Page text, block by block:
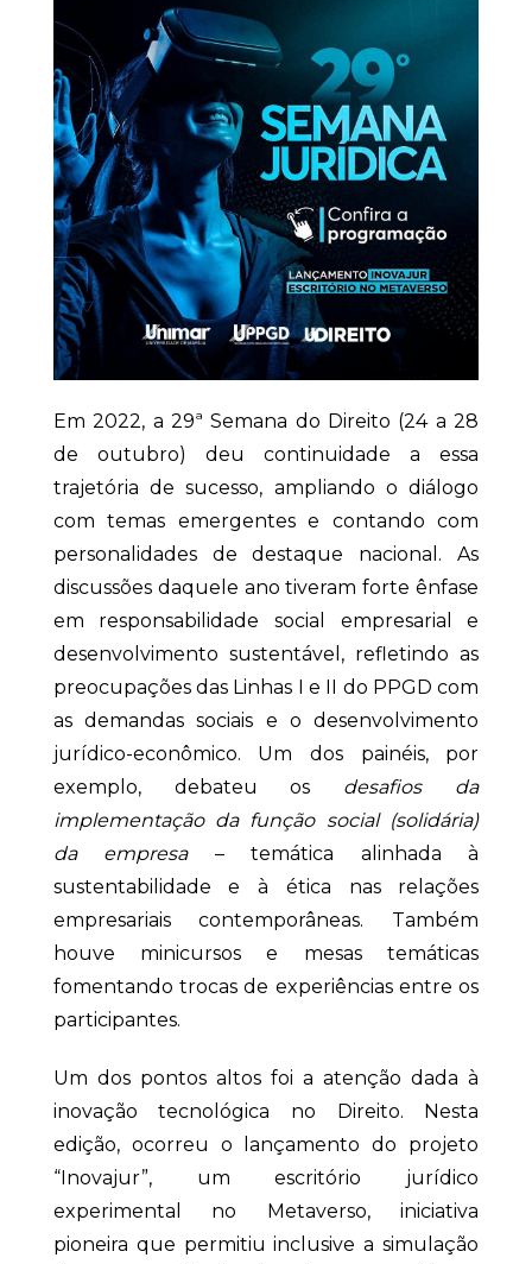
Em 2022, a 29ª Semana do Direito (24 a 28
de outubro) deu continuidade a essa
trajetória de sucesso, ampliando o diálogo
com temas emergentes e contando com
personalidades de destaque nacional. As
discussões daquele ano tiveram forte ênfase
em responsabilidade social empresarial e
desenvolvimento sustentável, refletindo as
preocupações das Linhas I e II do PPGD com
as demandas sociais e o desenvolvimento
jurídico-econômico. Um dos painéis, por
exemplo, debateu os desafios da
implementação da função social (solidária)
da empresa– temática alinhada à
sustentabilidade e à ética nas relações
empresariais contemporâneas. Também
houve minicursos e mesas temáticas
fomentando trocas de experiências entre os
participantes.
Um dos pontos altos foi a atenção dada à
inovação tecnológica no Direito. Nesta
edição, ocorreu o lançamento do projeto
“Inovajur”, um escritório jurídico
experimental no Metaverso, iniciativa
pioneira que permitiu inclusive a simulação